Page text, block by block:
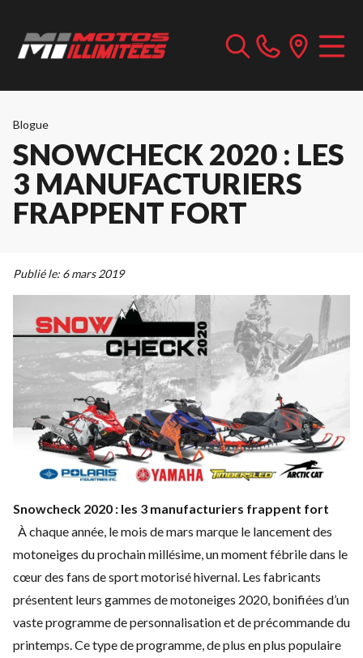
Blogue
SNOWCHECK 2020 : LES
3 MANUFACTURIERS
FRAPPENT FORT
Publié le: 6 mars 2019
Snowcheck 2020 : les 3 manufacturiers frappent fort
À chaque année, le mois de mars marque le lancement des
motoneiges du prochain millésime, un moment fébrile dans le
cœur des fans de sport motorisé hivernal. Les fabricants
présentent leurs gammes de motoneiges 2020, bonifiées d’un
vaste programme de personnalisation et de précommande du
printemps. Ce type de programme, de plus en plus populaire